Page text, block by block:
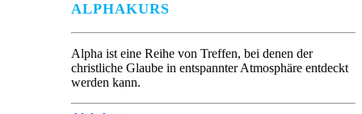
ALPHAKURS
Alpha ist eine Reihe von Treffen, bei denen der
christliche Glaube in entspannter Atmosphäre entdeckt
werden kann.